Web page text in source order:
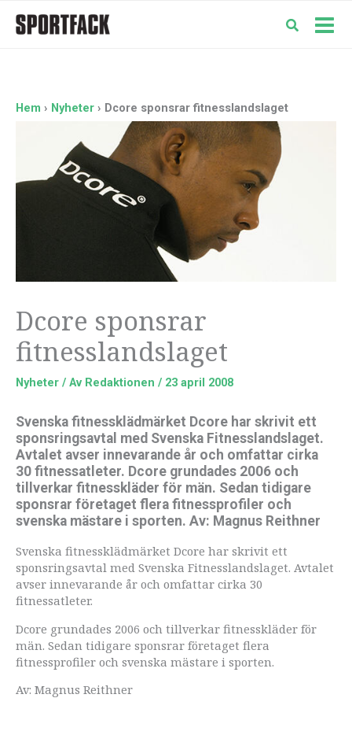
Hem Nyheter Dcore sponsrar fitnesslandslaget
Dcore sponsrar
fitnesslandslaget
Nyheter / Av Redaktionen / 23 april 2008
Svenska fitnessklädmärket Dcore har skrivit ett
sponsringsavtal med Svenska Fitnesslandslaget.
Avtalet avser innevarande år och omfattar cirka
30 fitnessatleter. Dcore grundades 2006 och
tillverkar fitnesskläder för män. Sedan tidigare
sponsrar företaget flera fitnessprofiler och
svenska mästare i sporten. Av: Magnus Reithner
Svenska fitnessklädmärket Dcore har skrivit ett
sponsringsavtal med Svenska Fitnesslandslaget. Avtalet
avser innevarande år och omfattar cirka 30
fitnessatleter.
Dcore grundades 2006 och tillverkar fitnesskläder för
män. Sedan tidigare sponsrar företaget flera
fitnessprofiler och svenska mästare i sporten.
Av: Magnus Reithner